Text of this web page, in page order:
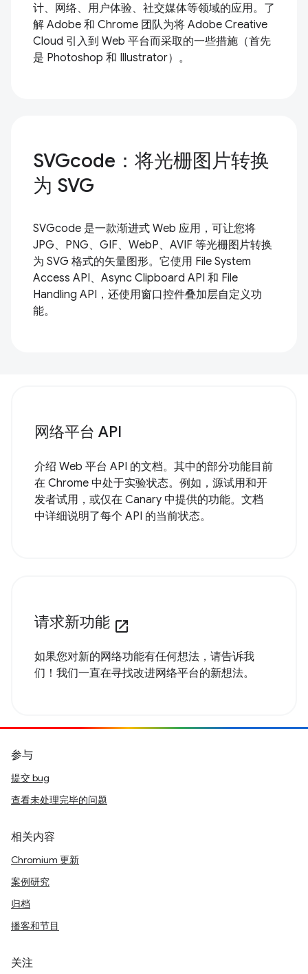
计、网络、用户体验、社交媒体等领域的应用。了
解 Adobe 和 Chrome 团队为将 Adobe Creative
Cloud 引入到 Web 平台而采取的一些措施（首先
是 Photoshop 和 Illustrator）。
SVGcode：将光栅图片转换
为 SVG
SVGcode 是一款渐进式 Web 应用，可让您将
JPG、PNG、GIF、WebP、AVIF 等光栅图片转换
为 SVG 格式的矢量图形。它使用 File System
Access API、Async Clipboard API 和 File
Handling API，还使用窗口控件叠加层自定义功
能。
网络平台 API
介绍 Web 平台 API 的文档。其中的部分功能目前
在 Chrome 中处于实验状态。例如，源试用和开
发者试用，或仅在 Canary 中提供的功能。文档
中详细说明了每个 API 的当前状态。
请求新功能 open_in_new
如果您对新的网络功能有任何想法，请告诉我
们！我们一直在寻找改进网络平台的新想法。
参与
提交 bug
查看未处理完毕的问题
相关内容
Chromium 更新
案例研究
归档
播客和节目
关注